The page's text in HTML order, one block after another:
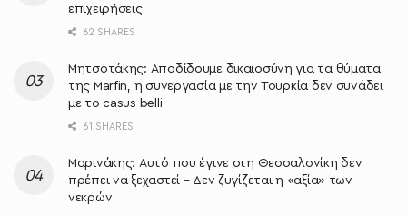
επιχειρήσεις
62 SHARES
Μητσοτάκης: Αποδίδουμε δικαιοσύνη για τα θύματα
της Marfin, η συνεργασία με την Τουρκία δεν συνάδει
με το casus belli
61 SHARES
Μαρινάκης: Αυτό που έγινε στη Θεσσαλονίκη δεν
πρέπει να ξεχαστεί – Δεν ζυγίζεται η «αξία» των
νεκρών